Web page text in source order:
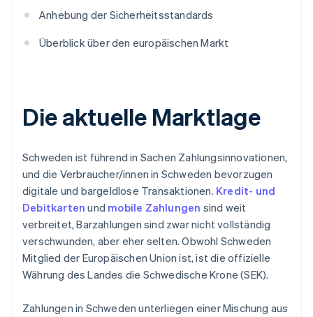
Anhebung der Sicherheitsstandards
Überblick über den europäischen Markt
Die aktuelle Marktlage
Schweden ist führend in Sachen Zahlungsinnovationen,
und die Verbraucher/innen in Schweden bevorzugen
digitale und bargeldlose Transaktionen. Kredit- und
Debitkarten und mobile Zahlungen sind weit
verbreitet, Barzahlungen sind zwar nicht vollständig
verschwunden, aber eher selten. Obwohl Schweden
Mitglied der Europäischen Union ist, ist die offizielle
Währung des Landes die Schwedische Krone (SEK).
Zahlungen in Schweden unterliegen einer Mischung aus